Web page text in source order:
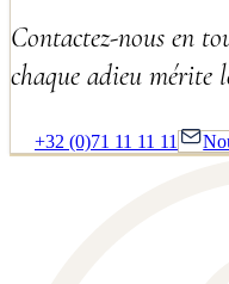
Contactez-nous en
chaque adieu mérite
+32 (0)71 11 11 11